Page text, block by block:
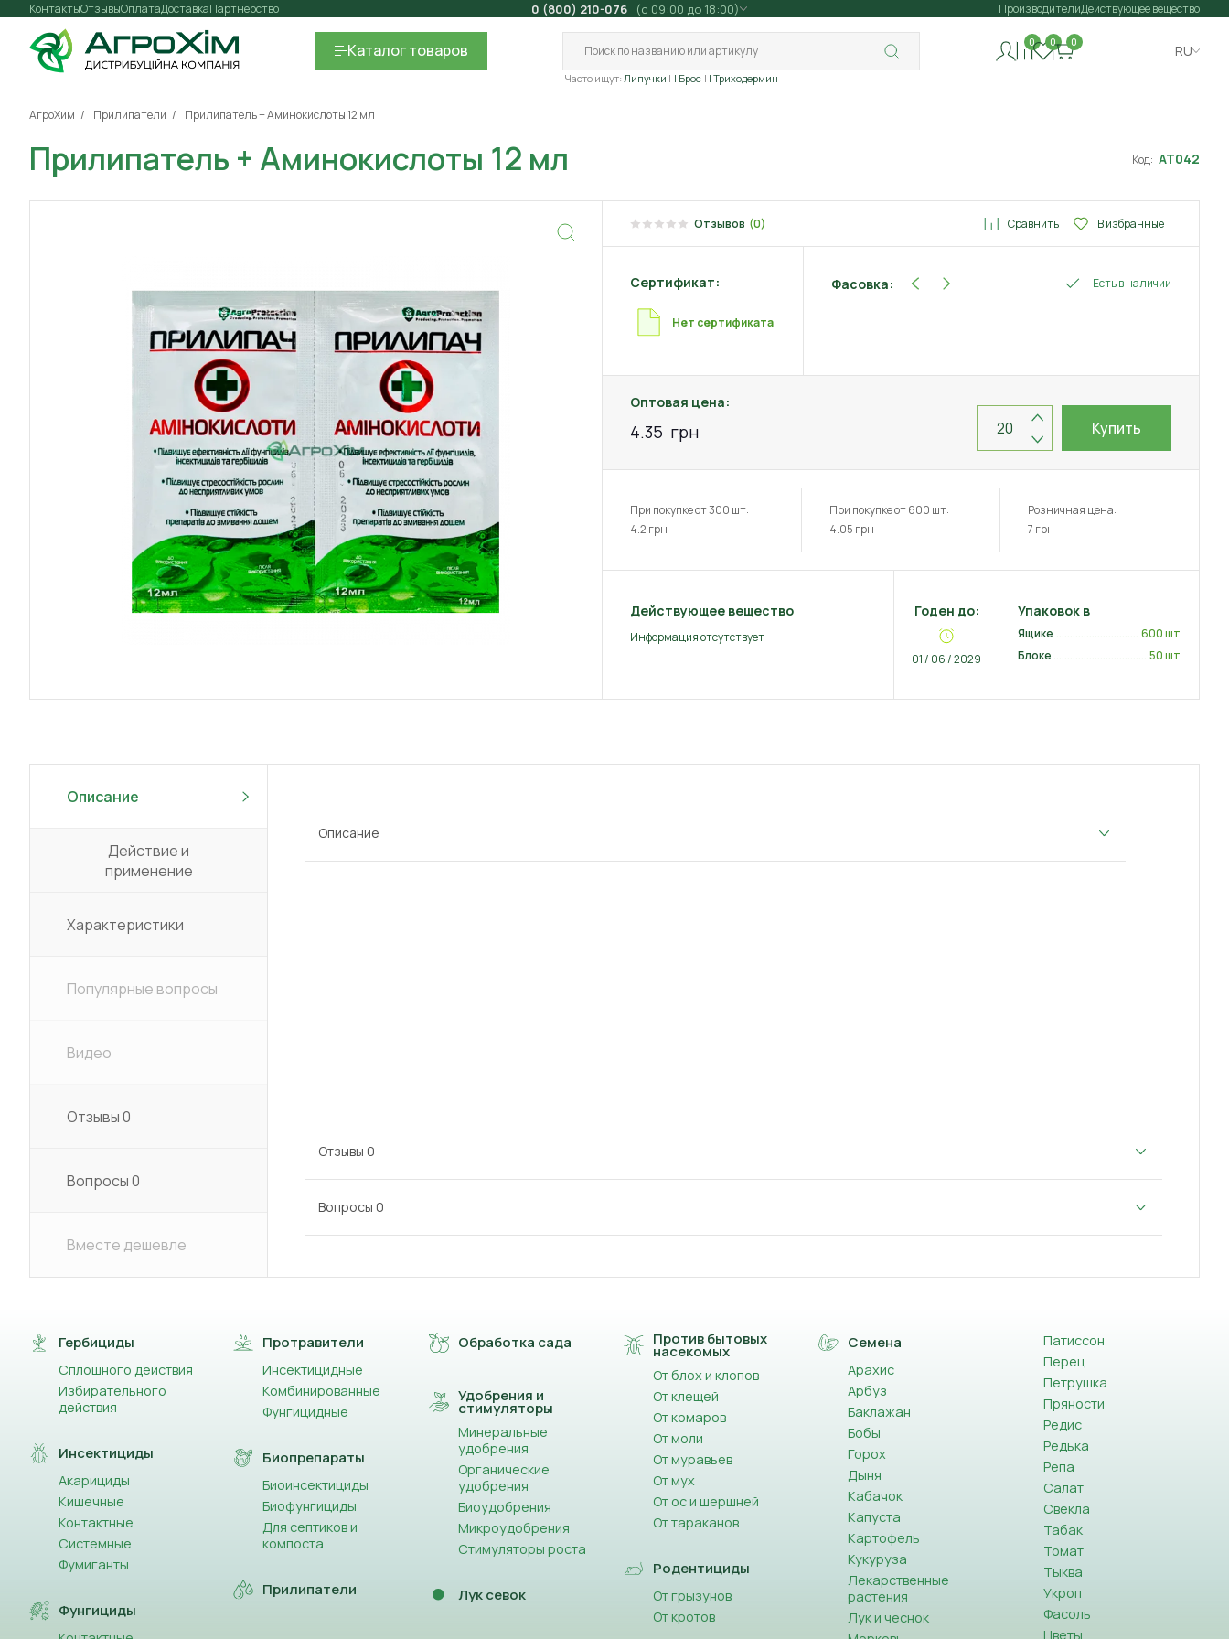
Контакты Оплата
Отзывы ДоставкаПартнерство 0 (800) 210-076 (с 09:00 до 18:00) ПроизводителиДействующее вещество
Каталогтоваров
Часто ищут: Липучки | Брос | Триходермин
0 0 0
RU
АгроХим Прилипатели Прилипатель + Аминокислоты 12 мл
Прилипатель + Аминокислоты 12 мл Код: АТ042
Отзывов (0) Сравнить В избранные
Сертификат:
Нет сертификата
Фасовка: Есть в наличии
Оптовая цена:
4.35 грн Купить
При покупке от 300 шт:
4.2 грн
При покупке от 600 шт:
4.05 грн
Розничная цена:
7 грн
Действующее вещество
Информация отсутствует
Годен до:
01 / 06 / 2029
Упаковок в
Ящике
600 шт
Блоке
50 шт
Описание
Действие и
применение
Характеристики
Популярные вопросы
Видео
Отзывы0
Вопросы0
Вместе дешевле
Описание
Отзывы 0
Вопросы 0
Гербициды
Сплошного действия
Избирательного
действия
Инсектициды
Акарициды
Кишечные
Контактные
Системные
Фумиганты
Фунгициды
Протравители
Инсектицидные
Комбинированные
Фунгицидные
Биопрепараты
Биоинсектициды
Биофунгициды
Для септиков и
компоста
Прилипатели
Обработка сада
Удобрения и
стимуляторы
Минеральные
удобрения
Органические
удобрения
Биоудобрения
Микроудобрения
Стимуляторы роста
Лук севок
Против бытовых
насекомых
От блох и клопов
От клещей
От комаров
От моли
От муравьев
От мух
От ос и шершней
От тараканов
Родентициды
От грызунов
От кротов
Семена
Арахис
Арбуз
Баклажан
Бобы
Горох
Дыня
Кабачок
Капуста
Картофель
Кукуруза
Лекарственные
растения
Лук и чеснок
Патиссон
Перец
Петрушка
Пряности
Редис
Редька
Репа
Салат
Свекла
Табак
Томат
Тыква
Укроп
Фасоль
Цветы